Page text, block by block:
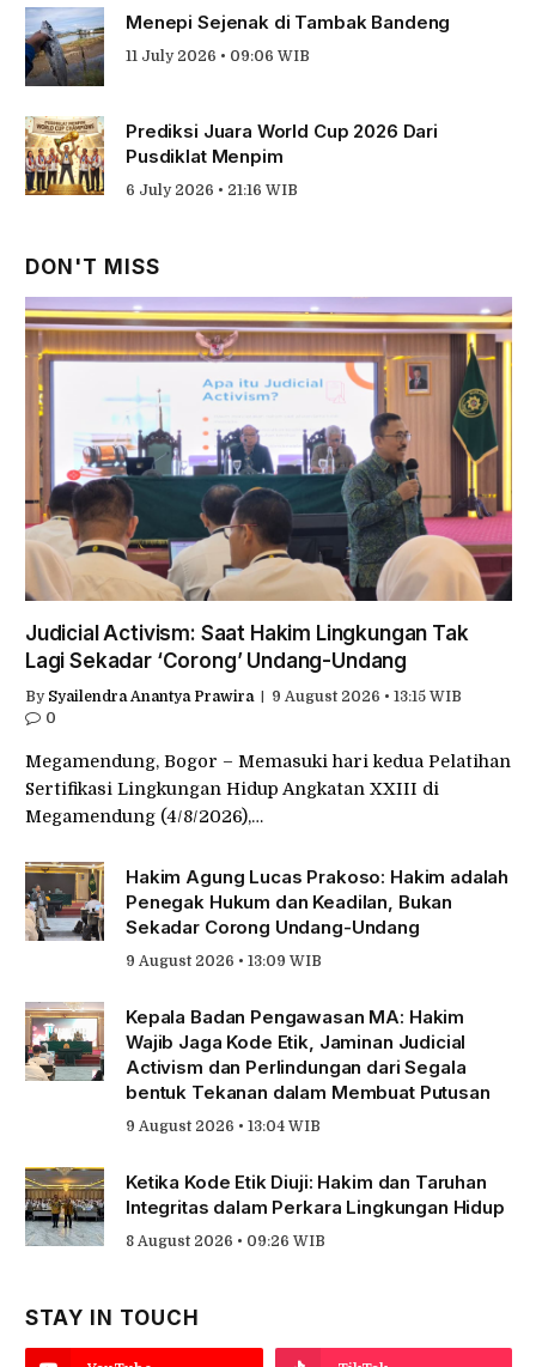
Menepi Sejenak di Tambak Bandeng
11 July 2026 • 09:06 WIB
Prediksi Juara World Cup 2026 Dari
Pusdiklat Menpim
6 July 2026 • 21:16 WIB
DON'T MISS
Judicial Activism: Saat Hakim Lingkungan Tak
Lagi Sekadar ‘Corong’ Undang-Undang
By Syailendra Anantya Prawira
9 August 2026 • 13:15 WIB
0
Megamendung, Bogor – Memasuki hari kedua Pelatihan
Sertifikasi Lingkungan Hidup Angkatan XXIII di
Megamendung (4/8/2026),…
Hakim Agung Lucas Prakoso: Hakim adalah
Penegak Hukum dan Keadilan, Bukan
Sekadar Corong Undang-Undang
9 August 2026 • 13:09 WIB
Kepala Badan Pengawasan MA: Hakim
Wajib Jaga Kode Etik, Jaminan Judicial
Activism dan Perlindungan dari Segala
bentuk Tekanan dalam Membuat Putusan
9 August 2026 • 13:04 WIB
Ketika Kode Etik Diuji: Hakim dan Taruhan
Integritas dalam Perkara Lingkungan Hidup
8 August 2026 • 09:26 WIB
STAY IN TOUCH